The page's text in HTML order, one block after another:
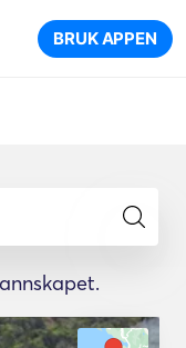
BRUK APPEN